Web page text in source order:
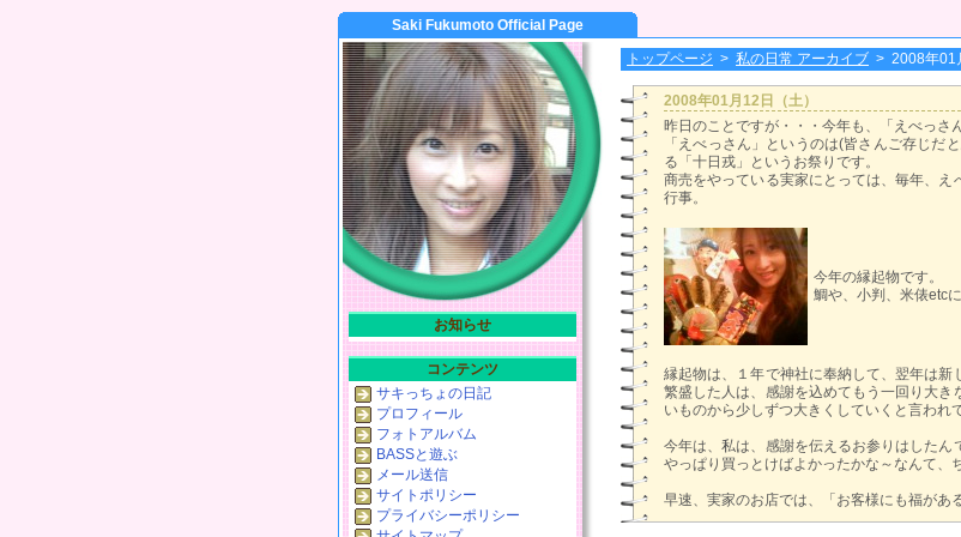
Saki Fukumoto Official Page
トップページ > 私の日常 アーカイブ > 2008年01
2008年01月12日（土）
昨日のことですが・・・今年も、「えべっさ
「えべっさん」というのは(皆さんご存じだ
る「十日戎」というお祭りです。
商売をやっている実家にとっては、毎年、
行事。
今年の縁起物です。
鯛や、小判、米俵etc
縁起物は、１年で神社に奉納して、翌年は新
繁盛した人は、感謝を込めてもう一回り大
いものから少しずつ大きくしていくと言われ
今年は、私は、感謝を伝えるお参りはしたん
やっぱり買っとけばよかったかな～なんて、
早速、実家のお店では、「お客様にも福があ
お知らせ
コンテンツ
サキっちょの日記
プロフィール
フォトアルバム
BASSと遊ぶ
メール送信
サイトポリシー
プライバシーポリシー